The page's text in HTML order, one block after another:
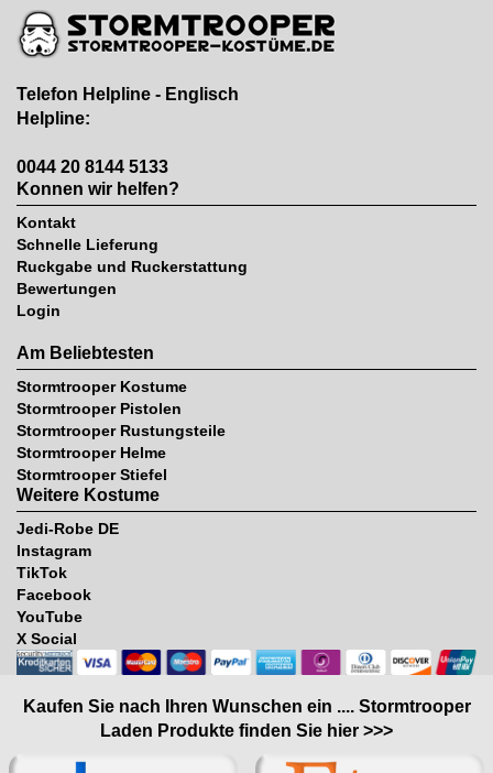
Telefon Helpline - Englisch
Helpline:
0044 20 8144 5133
Konnen wir helfen?
Kontakt
Schnelle Lieferung
Ruckgabe und Ruckerstattung
Bewertungen
Login
Am Beliebtesten
Stormtrooper Kostume
Stormtrooper Pistolen
Stormtrooper Rustungsteile
Stormtrooper Helme
Stormtrooper Stiefel
Weitere Kostume
Jedi-Robe DE
Instagram
TikTok
Facebook
YouTube
X Social
Kaufen Sie nach Ihren Wunschen ein .... Stormtrooper
Laden Produkte finden Sie hier >>>